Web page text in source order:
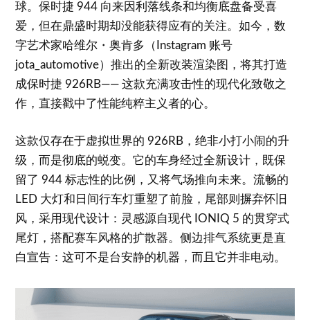
球。保时捷 944 向来因利落线条和均衡底盘备受喜
爱，但在鼎盛时期却没能获得应有的关注。如今，数
字艺术家哈维尔・奥肯多（Instagram 账号
jota_automotive）推出的全新改装渲染图，将其打造
成保时捷 926RB—— 这款充满攻击性的现代化致敬之
作，直接戳中了性能纯粹主义者的心。
这款仅存在于虚拟世界的 926RB，绝非小打小闹的升
级，而是彻底的蜕变。它的车身经过全新设计，既保
留了 944 标志性的比例，又将气场推向未来。流畅的
LED 大灯和日间行车灯重塑了前脸，尾部则摒弃怀旧
风，采用现代设计：灵感源自现代 IONIQ 5 的贯穿式
尾灯，搭配赛车风格的扩散器。侧边排气系统更是直
白宣告：这可不是台安静的机器，而且它并非电动。